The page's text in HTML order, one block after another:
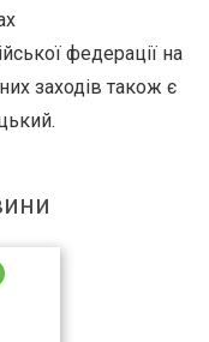
федерації на
заходів також є